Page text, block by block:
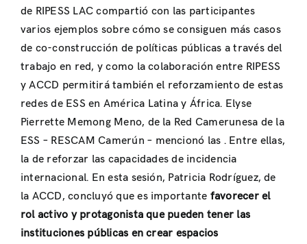
de RIPESS LAC compartió con las participantes
varios ejemplos sobre cómo se consiguen más casos
de co-construcción de políticas públicas a través del
trabajo en red, y como la colaboración entre RIPESS
y ACCD permitirá también el reforzamiento de estas
redes de ESS en América Latina y África. Elyse
Pierrette Memong Meno, de la Red Camerunesa de la
ESS – RESCAM Camerún – mencionó las . Entre ellas,
la de reforzar las capacidades de incidencia
internacional. En esta sesión, Patricia Rodríguez, de
la ACCD, concluyó que es importante favorecer el
rol activo y protagonista que pueden tener las
instituciones públicas en crear espacios